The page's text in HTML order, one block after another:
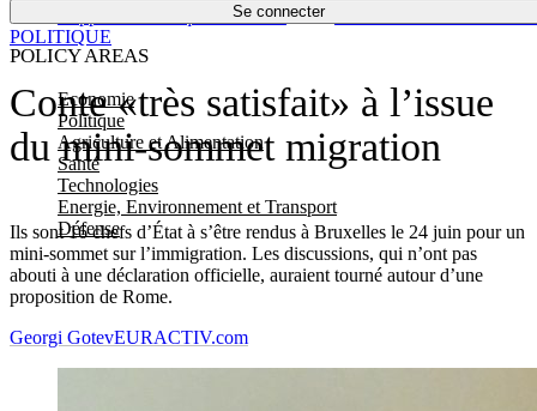
Se connecter
POLICY AREAS
Economie
Politique
Agriculture et Alimentation
Santé
Technologies
Energie, Environnement et Transport
Défense
Économie
Conte «très satisfait» à l’issue
du mini-sommet migration
Ils sont 16 chefs d’État à s’être rendus à Bruxelles le 24 juin pour un
mini-sommet sur l’immigration. Les discussions, qui n’ont pas
abouti à une déclaration officielle, auraient tourné autour d’une
proposition de Rome.
POLITIQUE
Georgi GotevEURACTIV.com